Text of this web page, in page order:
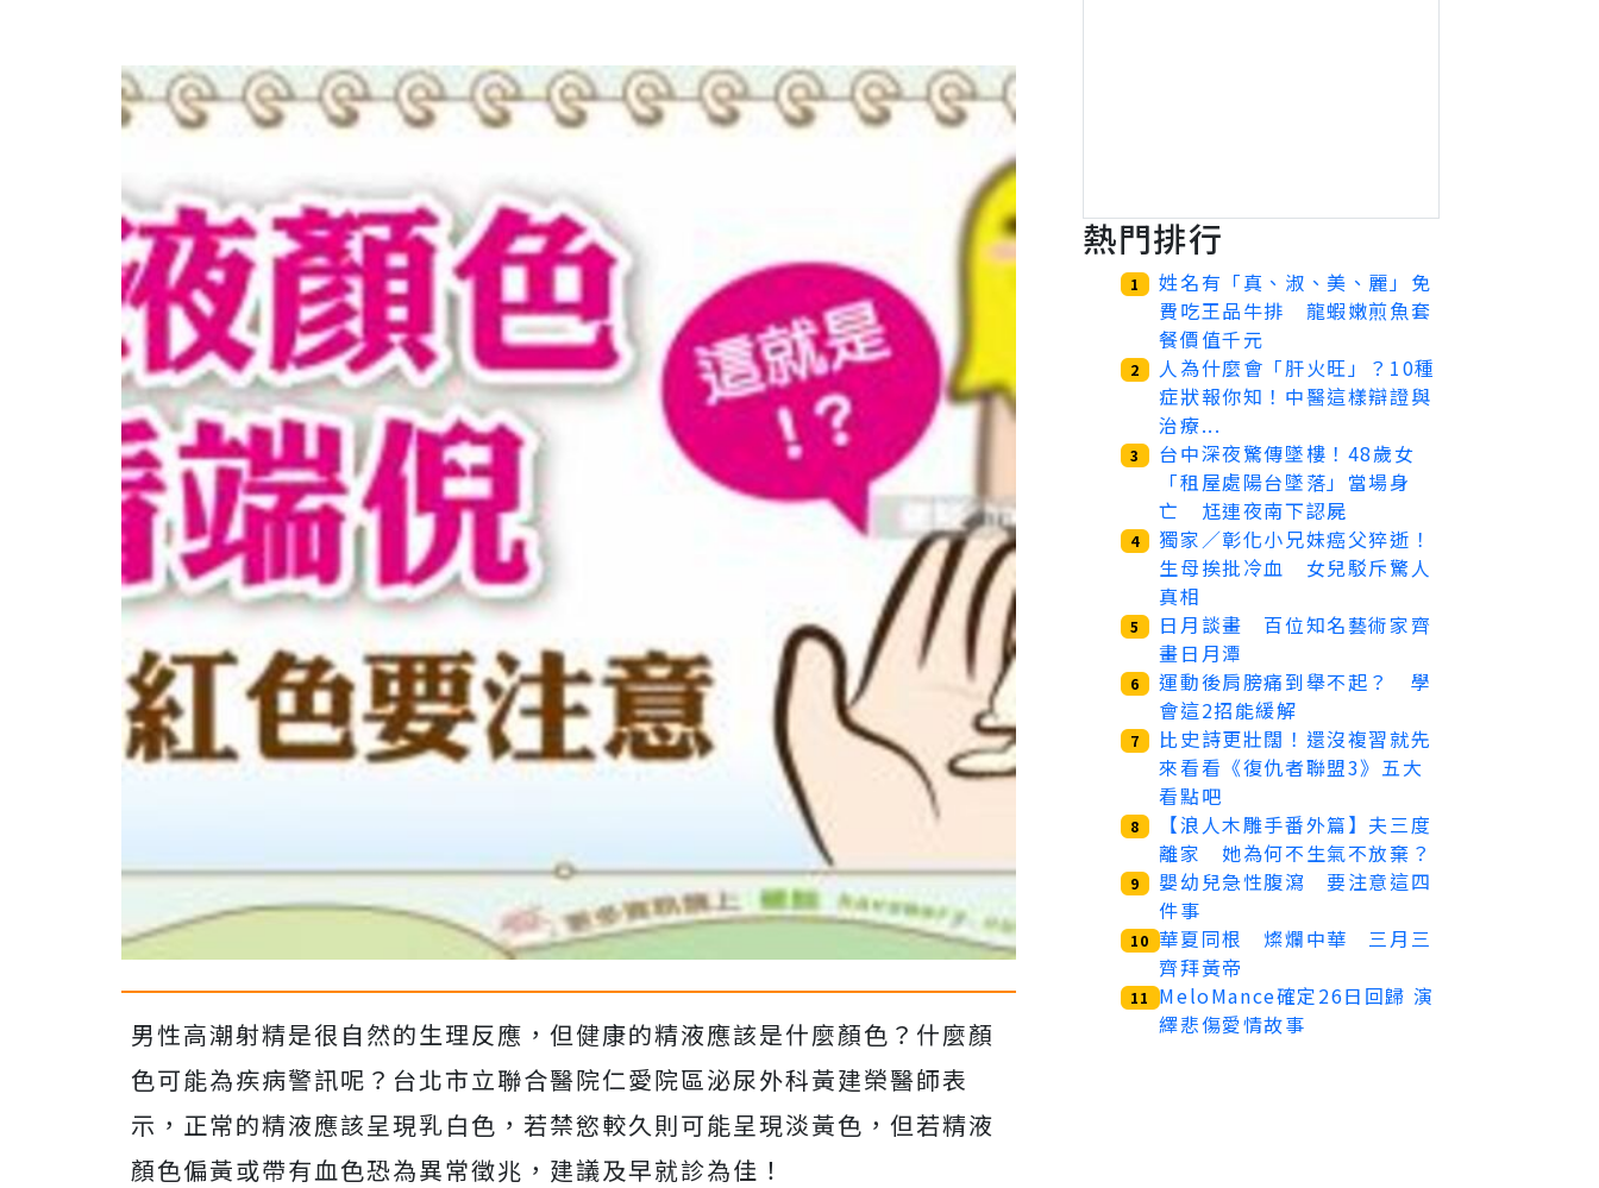
男性高潮射精是很自然的生理反應，但健康的精液應該是什麼顏色？什麼顏
色可能為疾病警訊呢？台北市立聯合醫院仁愛院區泌尿外科黃建榮醫師表
示，正常的精液應該呈現乳白色，若禁慾較久則可能呈現淡黃色，但若精液
顏色偏黃或帶有血色恐為異常徵兆，建議及早就診為佳！
熱門排行
1
姓名有「真、淑、美、麗」免
費吃王品牛排 龍蝦嫩煎魚套
餐價值千元
2
人為什麼會「肝火旺」？10種
症狀報你知！中醫這樣辯證與
治療...
3
台中深夜驚傳墜樓！48歲女
「租屋處陽台墜落」當場身
亡 尪連夜南下認屍
4
獨家／彰化小兄妹癌父猝逝！
生母挨批冷血 女兒駁斥驚人
真相
5
日月談畫 百位知名藝術家齊
畫日月潭
6
運動後肩膀痛到舉不起？ 學
會這2招能緩解
7
比史詩更壯闊！還沒複習就先
來看看《復仇者聯盟3》五大
看點吧
8
【浪人木雕手番外篇】夫三度
離家 她為何不生氣不放棄？
9
嬰幼兒急性腹瀉 要注意這四
件事
10 華夏同根 燦爛中華 三月三
齊拜黃帝
11
MeloMance確定26日回歸 演
繹悲傷愛情故事